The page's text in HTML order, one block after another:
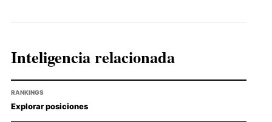
Inteligencia relacionada
RANKINGS
Explorar posiciones